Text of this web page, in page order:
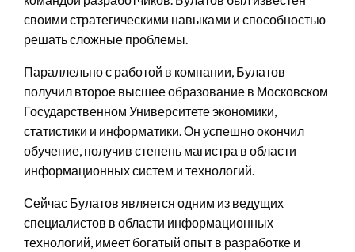
своими стратегическими навыками и способностью
решать сложные проблемы.
Параллельно с работой в компании, Булатов
получил второе высшее образование в Московском
Государственном Университете экономики,
статистики и информатики. Он успешно окончил
обучение, получив степень магистра в области
информационных систем и технологий.
Сейчас Булатов является одним из ведущих
специалистов в области информационных
технологий, имеет богатый опыт в разработке и